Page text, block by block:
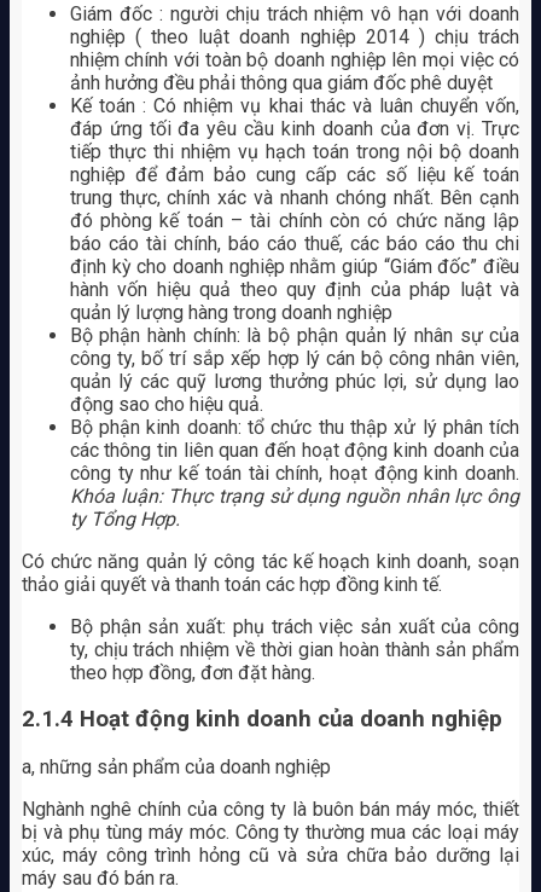
Giám đốc : người chịu trách nhiệm vô hạn với doanh
nghiệp ( theo luật doanh nghiệp 2014 ) chịu trách
nhiệm chính với toàn bộ doanh nghiệp lên mọi việc có
ảnh hưởng đều phải thông qua giám đốc phê duyệt
Kế toán : Có nhiệm vụ khai thác và luân chuyển vốn,
đáp ứng tối đa yêu cầu kinh doanh của đơn vị. Trực
tiếp thực thi nhiệm vụ hạch toán trong nội bộ doanh
nghiệp để đảm bảo cung cấp các số liệu kế toán
trung thực, chính xác và nhanh chóng nhất. Bên cạnh
đó phòng kế toán – tài chính còn có chức năng lập
báo cáo tài chính, báo cáo thuế, các báo cáo thu chi
định kỳ cho doanh nghiệp nhằm giúp “Giám đốc” điều
hành vốn hiệu quả theo quy định của pháp luật và
quản lý lượng hàng trong doanh nghiệp
Bộ phận hành chính: là bộ phận quản lý nhân sự của
công ty, bố trí sắp xếp hợp lý cán bộ công nhân viên,
quản lý các quỹ lương thưởng phúc lợi, sử dụng lao
động sao cho hiệu quả.
Bộ phận kinh doanh: tổ chức thu thập xử lý phân tích
các thông tin liên quan đến hoạt động kinh doanh của
công ty như kế toán tài chính, hoạt động kinh doanh.
Khóa luận: Thực trạng sử dụng nguồn nhân lực ông
ty Tổng Hợp.
Có chức năng quản lý công tác kế hoạch kinh doanh, soạn
thảo giải quyết và thanh toán các hợp đồng kinh tế.
Bộ phận sản xuất: phụ trách việc sản xuất của công
ty, chịu trách nhiệm về thời gian hoàn thành sản phẩm
theo hợp đồng, đơn đặt hàng.
2.1.4 Hoạt động kinh doanh của doanh nghiệp
a, những sản phẩm của doanh nghiệp
Nghành nghê chính của công ty là buôn bán máy móc, thiết
bị và phụ tùng máy móc. Công ty thường mua các loại máy
xúc, máy công trình hỏng cũ và sửa chữa bảo dưỡng lại
máy sau đó bán ra.